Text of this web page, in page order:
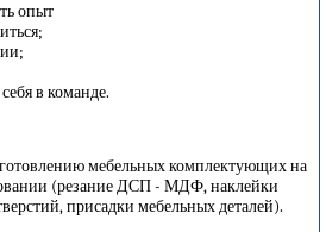
опыт
в команде.
мебельных комплектующих на
(резание ДСП - МДФ, наклейки
присадки мебельных деталей).